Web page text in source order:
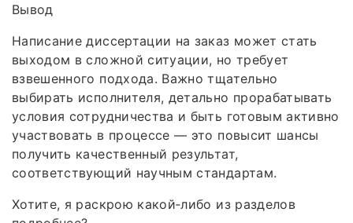
Вывод
Написание диссертации на заказ может стать
выходом в сложной ситуации, но требует
взвешенного подхода. Важно тщательно
выбирать исполнителя, детально прорабатывать
условия сотрудничества и быть готовым активно
участвовать в процессе — это повысит шансы
получить качественный результат,
соответствующий научным стандартам.
Хотите, я раскрою какой‑либо из разделов